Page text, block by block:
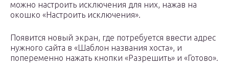
можно настроить исключения для них, нажав на
окошко «Настроить исключения».
Появится новый экран, где потребуется ввести адрес
нужного сайта в «Шаблон названия хоста», и
попеременно нажать кнопки «Разрешить» и «Готово».